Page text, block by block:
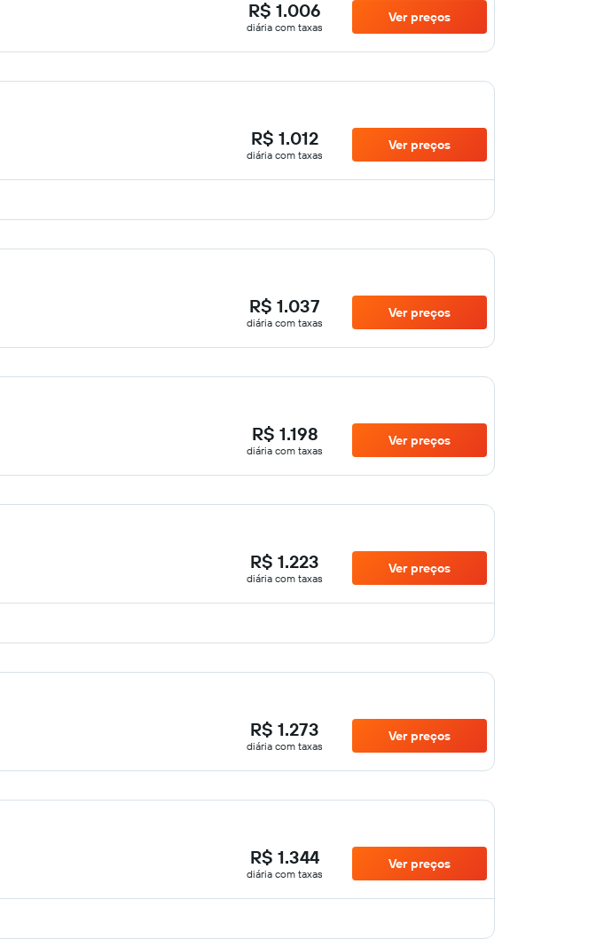
R$ 1.006
diária com taxas
Ver preços
R$ 1.012
diária com taxas
Ver preços
R$ 1.037
diária com taxas
Ver preços
R$ 1.198
diária com taxas
Ver preços
R$ 1.223
diária com taxas
Ver preços
R$ 1.273
diária com taxas
Ver preços
R$ 1.344
diária com taxas
Ver preços